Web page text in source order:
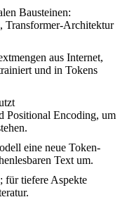
Bausteinen:
Transformer-Architektur
aus Internet,
und in Tokens
Positional Encoding, um
eine neue Token-
Text um.
für tiefere Aspekte